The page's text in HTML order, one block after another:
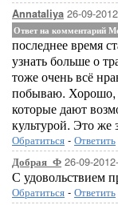
Annataliya 26-09-
Ответ на комментарий
последнее время
узнать больше о
тоже очень всё
побываю. Хорошо,
которые дают
культурой. Это же
Обратиться - Ответить
Добрая_Ф 26-09-
С удовольствием
Обратиться - Ответить